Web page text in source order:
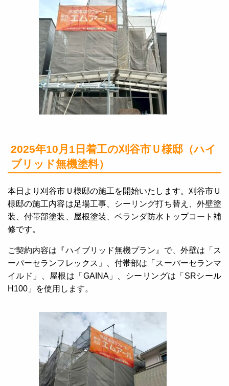
2025年10月1日着工の刈谷市Ｕ様邸（ハイ
ブリッド無機塗料）
本日より刈谷市Ｕ様邸の施工を開始いたします。刈谷市Ｕ
様邸の施工内容は足場工事、シーリング打ち替え、外壁塗
装、付帯部塗装、屋根塗装、ベランダ防水トップコート補
修です。
ご契約内容は『ハイブリッド無機プラン』で、外壁は「ス
ーパーセランフレックス」、付帯部は「スーパーセランマ
イルド」、屋根は「GAINA」、シーリングは「SRシール
H100」を使用します。